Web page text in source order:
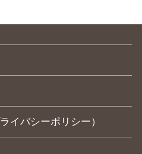
イバシーポリシー）